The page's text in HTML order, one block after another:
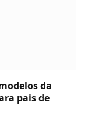
da
pais de